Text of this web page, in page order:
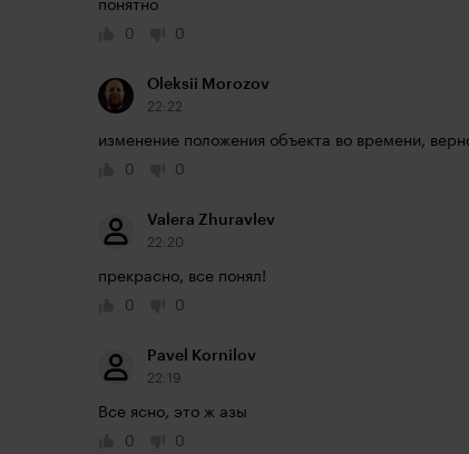
понятно
0
0
Oleksii Morozov
22:22
изменение положения объекта во времени,
0
0
Valera Zhuravlev
22:20
прекрасно, все понял!
0
0
Pavel Kornilov
22:19
Все ясно, это ж азы
0
0